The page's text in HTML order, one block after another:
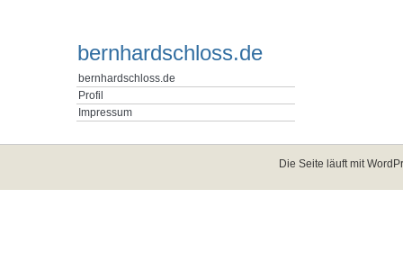
bernhardschloss.de
bernhardschloss.de
Profil
Impressum
Die Seite läuft mit